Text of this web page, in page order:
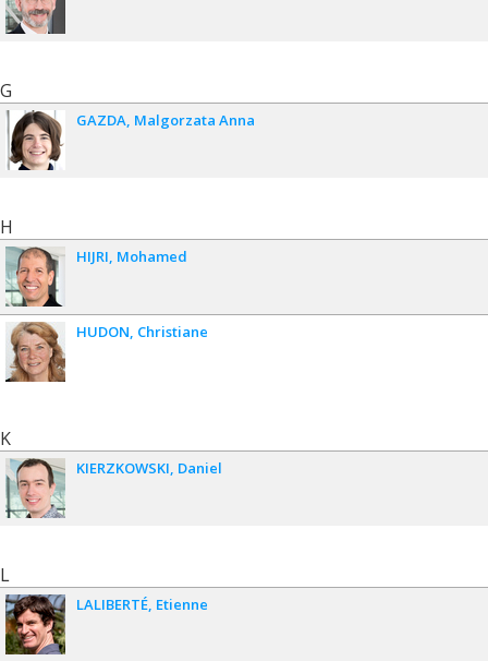
G
GAZDA Malgorzata Anna
H
HIJRI Mohamed
HUDON Christiane
K
KIERZKOWSKI Daniel
L
LALIBERTÉ Etienne